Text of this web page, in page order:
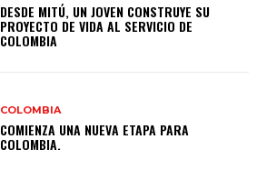
DESDE MITÚ, UN JOVEN CONSTRUYE SU
PROYECTO DE VIDA AL SERVICIO DE
COLOMBIA
COLOMBIA
COMIENZA UNA NUEVA ETAPA PARA
COLOMBIA.